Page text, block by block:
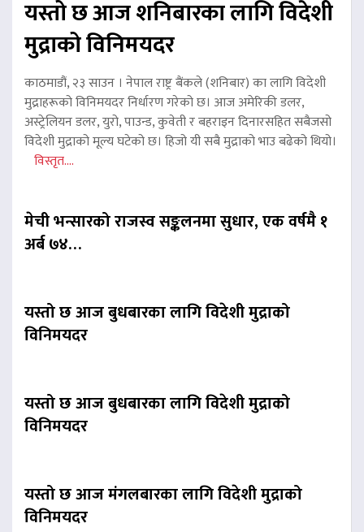
यस्तो छ आज शनिबारका लागि विदेशी
मुद्राको विनिमयदर
काठमाडौं, २३ साउन । नेपाल राष्ट्र बैंकले (शनिबार) का लागि विदेशी
मुद्राहरूको विनिमयदर निर्धारण गरेको छ। आज अमेरिकी डलर,
अस्ट्रेलियन डलर, युरो, पाउन्ड, कुवेती र बहराइन दिनारसहित सबैजसो
विदेशी मुद्राको मूल्य घटेको छ। हिजो यी सबै मुद्राको भाउ बढेको थियो।
विस्तृत....
मेची भन्सारको राजस्व सङ्कलनमा सुधार, एक वर्षमै १
अर्ब ७४…
यस्तो छ आज बुधबारका लागि विदेशी मुद्राको
विनिमयदर
यस्तो छ आज बुधबारका लागि विदेशी मुद्राको
विनिमयदर
यस्तो छ आज मंगलबारका लागि विदेशी मुद्राको
विनिमयदर